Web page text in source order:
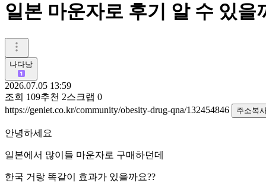
일본 마운자로 후기 알 수 있을
나다낭
2026.07.05 13:59
조회 109추천 2스크랩 0
https://geniet.co.kr/community/obesity-drug-qna/132454846
주소복
안녕하세요
일본에서 많이들 마운자로 구매하던데
한국 거랑 똑같이 효과가 있을까요??